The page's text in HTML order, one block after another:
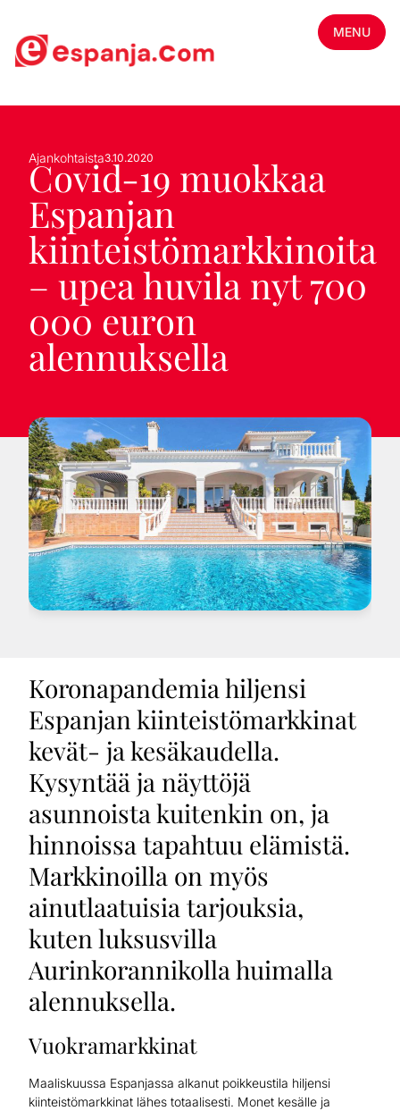
MENU
Ajankohtaista3.10.2020
Covid-19 muokkaa
Espanjan
kiinteistömarkkinoita
– upea huvila nyt 700
000 euron
alennuksella
Koronapandemia hiljensi
Espanjan kiinteistömarkkinat
kevät- ja kesäkaudella.
Kysyntää ja näyttöjä
asunnoista kuitenkin on, ja
hinnoissa tapahtuu elämistä.
Markkinoilla on myös
ainutlaatuisia tarjouksia,
kuten luksusvilla
Aurinkorannikolla huimalla
alennuksella.
Vuokramarkkinat
Maaliskuussa Espanjassa alkanut poikkeustila hiljensi
kiinteistömarkkinat lähes totaalisesti. Monet kesälle ja